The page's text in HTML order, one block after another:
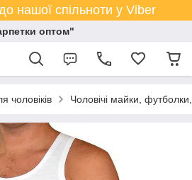
нашої спільноти у Viber
оптом"
чоловіків Чоловічі майки,